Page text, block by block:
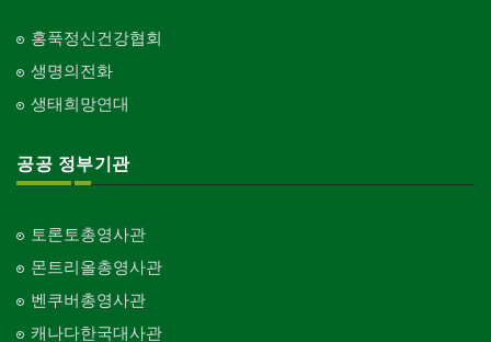
홍푹정신건강협회
생명의전화
생태희망연대
공공 정부기관
토론토총영사관
몬트리올총영사관
벤쿠버총영사관
캐나다한국대사관